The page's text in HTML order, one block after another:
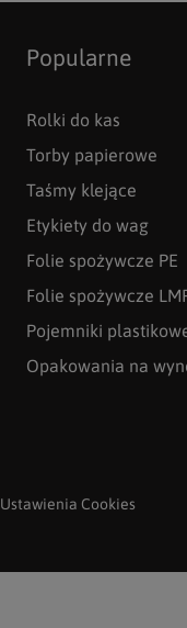
Popularne
Rolki do kas
Torby papierowe
Taśmy klejące
Etykiety do wag
Folie spożywcze PE
Folie spożywcze
Pojemniki
Opakowania na
Ustawienia Cookies